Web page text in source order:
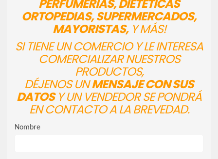
PERFUMERÍAS, DIETÉTICAS
ORTOPEDIAS, SUPERMERCADOS,
MAYORISTAS,Y MÁS!
SI TIENE UN COMERCIO Y LE INTERESA
COMERCIALIZAR NUESTROS
PRODUCTOS,
DÉJENOS UNMENSAJE CON SUS
DATOSY UN VENDEDOR SE PONDRÁ
EN CONTACTO A LA BREVEDAD.
Nombre